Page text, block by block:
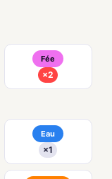
Fée
×2
Eau
×1